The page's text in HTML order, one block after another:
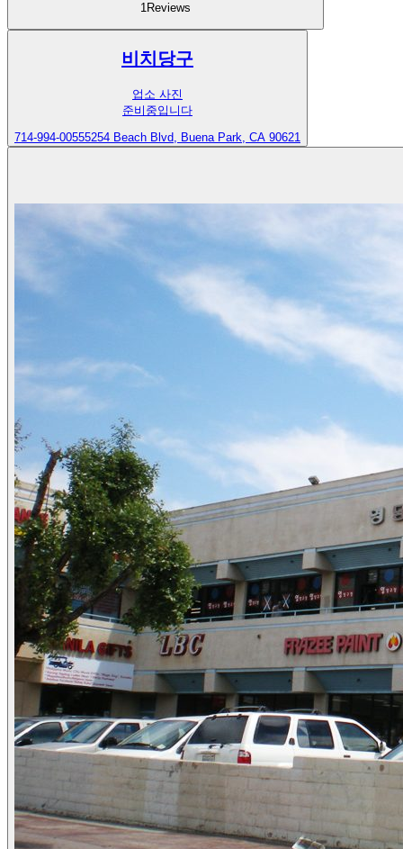
1Reviews
비치당구
업소 사진
준비중입니다
714-994-00555254 Beach Blvd, Buena Park, CA 90621